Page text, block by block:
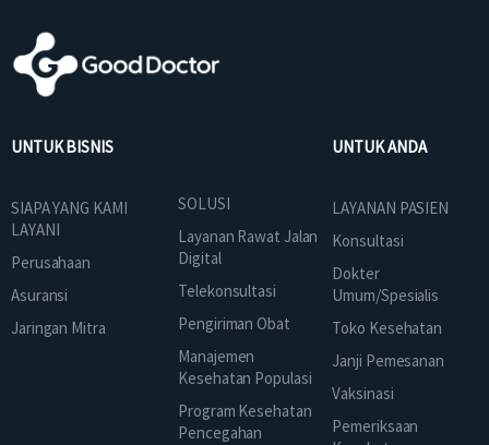
UNTUK BISNIS
SIAPA YANG KAMI
LAYANI
Perusahaan
Asuransi
Jaringan Mitra
SOLUSI
Layanan Rawat Jalan
Digital
Telekonsultasi
Pengiriman Obat
Manajemen
Kesehatan Populasi
Program Kesehatan
Pencegahan
UNTUK ANDA
LAYANAN PASIEN
Konsultasi
Dokter
Umum/Spesialis
Toko Kesehatan
Janji Pemesanan
Vaksinasi
Pemeriksaan